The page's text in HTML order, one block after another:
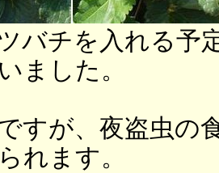
バチを入れる予
ました。
すが、夜盗虫の
れます。